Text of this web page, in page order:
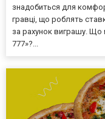
знадобиться для
гравці, що роблять
за рахунок виграшу.
777»?...